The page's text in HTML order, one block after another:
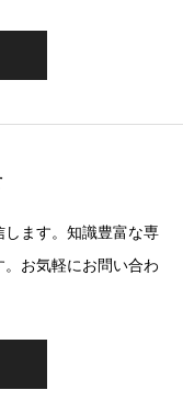
ます。知識豊富な専
お気軽にお問い合わ